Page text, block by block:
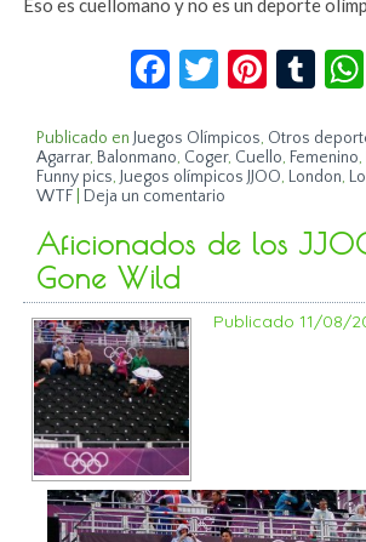
Eso es cuellomano y no es un deporte
Facebook
Twitter
Publicado en Juegos Olímpicos, Otros
Agarrar, Balonmano, Coger, Cuello, Femenino,
Funny pics, Juegos olímpicos JJOO, London,
WTF
Deja un comentario
Aficionados de los
Gone Wild
Publicado 11/08/